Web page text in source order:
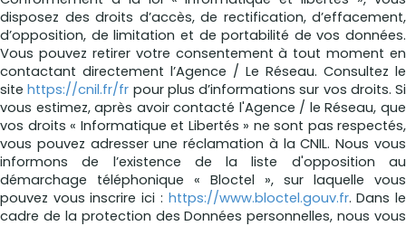
disposez des droits d’accès, de rectification, d’effacement,
d’opposition, de limitation et de portabilité de vos données.
Vous pouvez retirer votre consentement à tout moment en
contactant directement l’Agence / Le Réseau. Consultez le
sitehttps://cnil.fr/fr pour plus d’informations sur vos droits. Si
vous estimez, après avoir contacté l'Agence / le Réseau, que
vos droits « Informatique et Libertés » ne sont pas respectés,
vous pouvez adresser une réclamation à la CNIL. Nous vous
informons de l’existence de la liste d'opposition au
démarchage téléphonique « Bloctel », sur laquelle vous
pouvez vous inscrire ici : https://www.bloctel.gouv.fr. Dans le
cadre de la protection des Données personnelles, nous vous